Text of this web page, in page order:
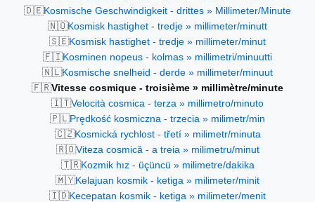
🇩🇪Kosmische Geschwindigkeit - drittes » Millimeter/Minute
🇳🇴Kosmisk hastighet - tredje » millimeter/minutt
🇸🇪Kosmisk hastighet - tredje » millimeter/minut
🇫🇮Kosminen nopeus - kolmas » millimetri/minuutti
🇳🇱Kosmische snelheid - derde » millimeter/minuut
🇫🇷Vitesse cosmique - troisième » millimètre/minute
🇮🇹Velocità cosmica - terza » millimetro/minuto
🇵🇱Prędkość kosmiczna - trzecia » milimetr/min
🇨🇿Kosmická rychlost - třetí » milimetr/minuta
🇷🇴Viteza cosmică - a treia » milimetru/minut
🇹🇷Kozmik hız - üçüncü » milimetre/dakika
🇲🇾Kelajuan kosmik - ketiga » milimeter/minit
🇮🇩Kecepatan kosmik - ketiga » milimeter/menit